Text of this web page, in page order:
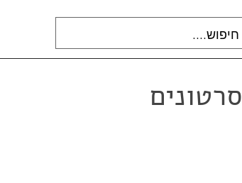
סרטונים